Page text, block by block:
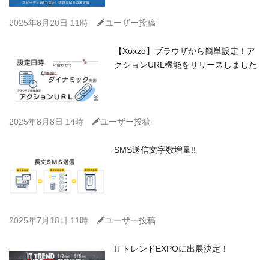
2025年8月20日 11時 Cユーザー投稿
【Xoxzo】ブラウザから簡単設定！ア
クションURL機能をリリースしました
2025年8月8日 14時 Cユーザー投稿
SMS送信文字数増量!!
2025年7月18日 11時 Cユーザー投稿
ITトレンドEXPOに出展決定！